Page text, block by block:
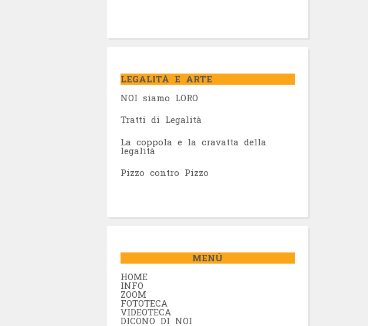
LEGALITÀ E ARTE
NOI siamo LORO
Tratti di Legalità
La coppola e la cravatta della
legalità
Pizzo contro Pizzo
MENÚ
HOME
INFO
ZOOM
FOTOTECA
VIDEOTECA
DICONO DI NOI